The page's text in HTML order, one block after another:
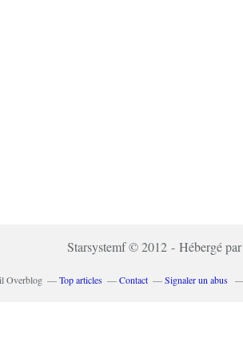
Starsystemf © 2012 - Hébergé par
Overblog Top articles Contact Signaler un abus